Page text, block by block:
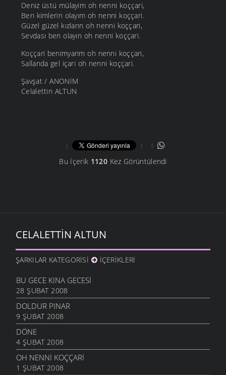
Deniz üstü mülayim oh nenni koççari,
Ben kimlerin olayım oh nenni koççari.
Güzel güzel kızların oh nenni koççari,
Sevdası ben olayın oh nenni koççari.
Koççari benimyarim oh nenni koççari,
Sallanda gel içari oh nenni koççari.
Şavşat / ANONİM
Celalettin ALTUN
Bu İçerik 1120 Kez Görüntülendi
CELALETTIN ALTUN
ŞARKILAR KATEGORISI İÇERIKLERI
BU GECE KINA GECESI
28 ŞUBAT 2008
DOLDUR PINAR
9 ŞUBAT 2008
DÖNE
4 ŞUBAT 2008
OH NENNI KOÇÇARI
1 ŞUBAT 2008